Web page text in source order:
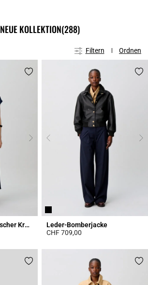
NEUE KOLLEKTION(288)
Filtern Ordnen
Satinkleid, viktorianischer Kragen
Leder-Bomberjacke
CHF 709,00